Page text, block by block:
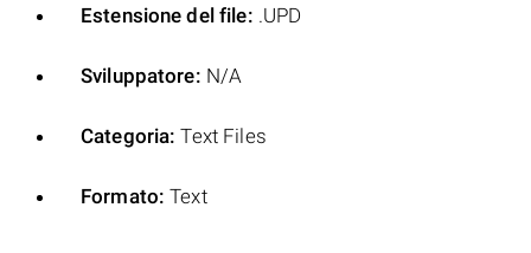
Estensione del file: .UPD
Sviluppatore: N/A
Categoria: Text Files
Formato: Text